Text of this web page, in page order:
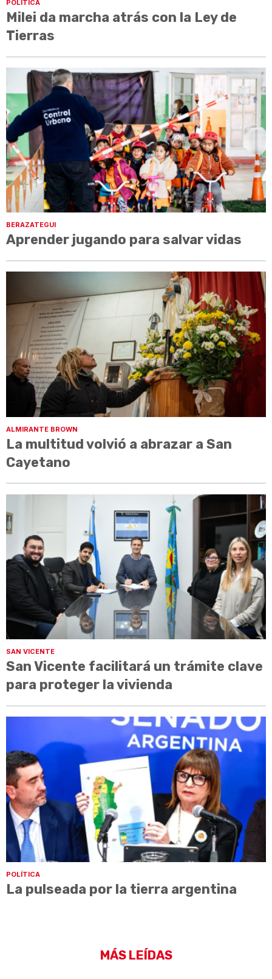
POLÍTICA
Milei da marcha atrás con la Ley de
Tierras
BERAZATEGUI
Aprender jugando para salvar vidas
ALMIRANTE BROWN
La multitud volvió a abrazar a San
Cayetano
SAN VICENTE
San Vicente facilitará un trámite clave
para proteger la vivienda
POLÍTICA
La pulseada por la tierra argentina
MÁS LEÍDAS